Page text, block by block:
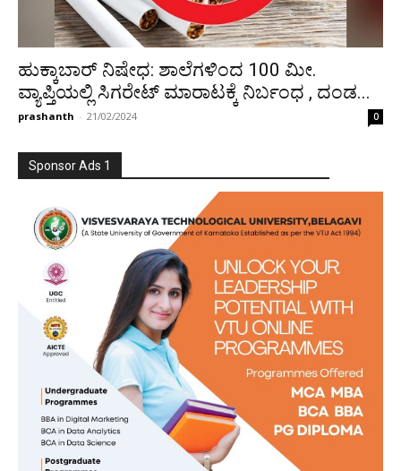
ಹುಕ್ಕಾಬಾರ್ ನಿಷೇಧ: ಶಾಲೆಗಳಿಂದ 100 ಮೀ.
ವ್ಯಾಪ್ತಿಯಲ್ಲಿ ಸಿಗರೇಟ್ ಮಾರಾಟಕ್ಕೆ ನಿರ್ಬಂಧ , ದಂಡ...
prashanth - 21/02/2024 0
Sponsor Ads 1